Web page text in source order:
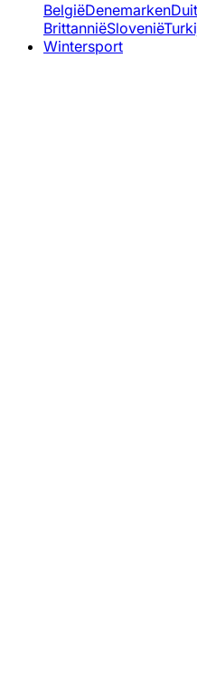
BelgiëDenemarken
BrittanniëSlovenië
Wintersport